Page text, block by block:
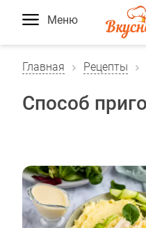
Меню
Главная Рецепты
Способ